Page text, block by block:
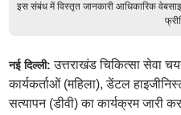
इस संबंध में विस्तृत जानकारी आधिकारिक
नई दिल्ली:उत्तराखंड चिकित्सा सेवा
कार्यकर्ताओं (महिला), डेंटल
सत्यापन (डीवी) का कार्यक्रम जारी